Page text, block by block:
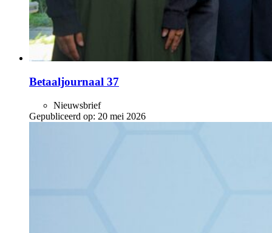
Betaaljournaal 37
Nieuwsbrief
Gepubliceerd op: 20 mei 2026